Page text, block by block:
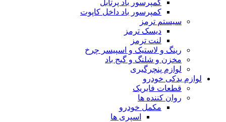
کمپرسور باد پرتابل
کمپرسور باد داخل کاپوت
سیستم ترمز
دیسک ترمز
لنت ترمز
رینگ و لاستیک و اسپیسر چرخ
مخزن و شلنگ و گیج باد
لوازم پنچرگیری
لوازم یدکی خودرو
قطعات فابریک
روان کننده ها
مکمل خودرو
اسپری ها